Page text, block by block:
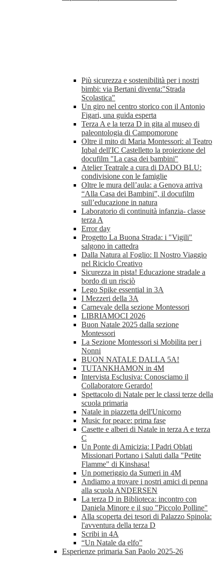
Più sicurezza e sostenibilità per i nostri
bimbi: via Bertani diventa:"Strada
Scolastica"
Un giro nel centro storico con il Antonio
Figari, una guida esperta
Terza A e la terza D in gita al museo di
paleontologia di Campomorone
Oltre il mito di Maria Montessori: al Teatro
Iqbal dell'IC Castelletto la proiezione del
docufilm "La casa dei bambini"
Atelier Teatrale a cura di DADO BLU:
condivisione con le famiglie
Oltre le mura dell’aula: a Genova arriva
“Alla Casa dei Bambini”, il docufilm
sull’educazione in natura
Laboratorio di continuità infanzia- classe
terza A
Error day
Progetto La Buona Strada: i "Vigili"
salgono in cattedra
Dalla Natura al Foglio: Il Nostro Viaggio
nel Riciclo Creativo
Sicurezza in pista! Educazione stradale a
bordo di un risciò
Lego Spike essential in 3A
I Mezzeri della 3A
Carnevale della sezione Montessori
LIBRIAMOCI 2026
Buon Natale 2025 dalla sezione
Montessori
La Sezione Montessori si Mobilita per i
Nonni
BUON NATALE DALLA 5A!
TUTANKHAMON in 4M
Intervista Esclusiva: Conosciamo il
Collaboratore Gerardo!
Spettacolo di Natale per le classi terze della
scuola primaria
Natale in piazzetta dell'Unicorno
Music for peace: prima fase
Casette e alberi di Natale in terza A e terza
C
Un Ponte di Amicizia: I Padri Oblati
Missionari Portano i Saluti dalla "Petite
Flamme" di Kinshasa!
Un pomeriggio da Sumeri in 4M
Andiamo a trovare i nostri amici di penna
alla scuola ANDERSEN
La terza D in Biblioteca: incontro con
Daniela Minore e il suo "Piccolo Polline"
Alla scoperta dei tesori di Palazzo Spinola:
l'avventura della terza D
Scribi in 4A
“Un Natale da elfo”
Esperienze primaria San Paolo 2025-26